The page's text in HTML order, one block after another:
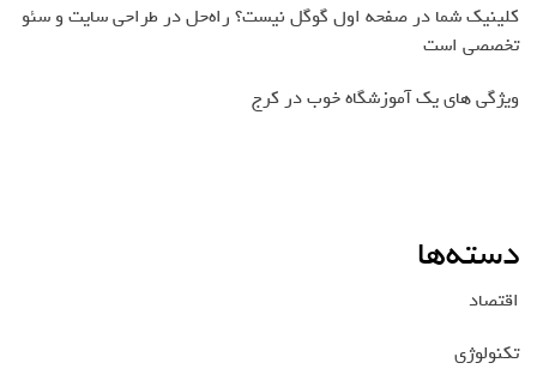
کلینیک شما در صفحه اول گوگل نیست؟ راه‌حل در طراحی سایت و سئو
تخصصی است
ویژگی های یک آموزشگاه خوب در کرج
دسته‌ها
اقتصاد
تکنولوژی